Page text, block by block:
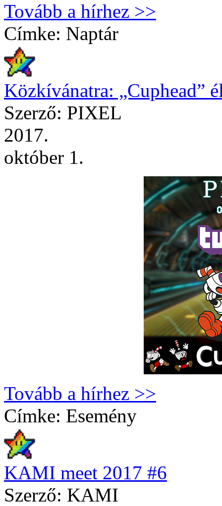
Tovább a hírhez >>
Címke: Naptár
Közkívánatra: „Cuphead”
Szerző: PIXEL
2017.
október 1.
Tovább a hírhez >>
Címke: Esemény
KAMI meet 2017 #6
Szerző: KAMI